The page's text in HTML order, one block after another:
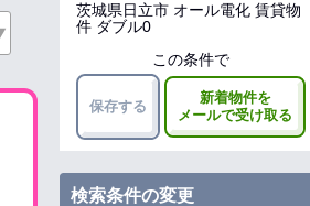
茨城県日立市 オール電化 賃貸物
件 ダブル0
この条件で
保存する
新着物件を
メールで受け取る
検索条件の変更